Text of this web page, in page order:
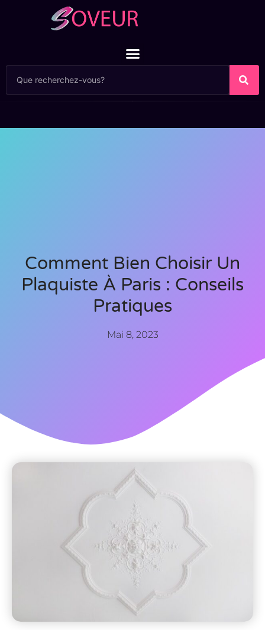
Comment Bien Choisir Un
Plaquiste À Paris : Conseils
Pratiques
Mai 8, 2023